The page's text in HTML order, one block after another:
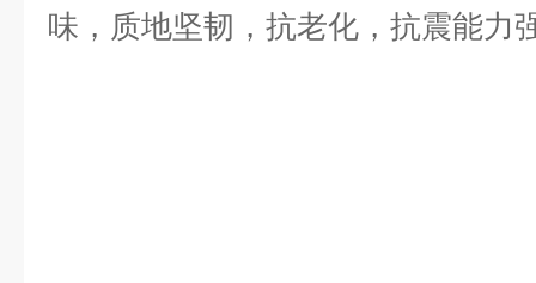
味，质地坚韧，抗老化，抗震能力